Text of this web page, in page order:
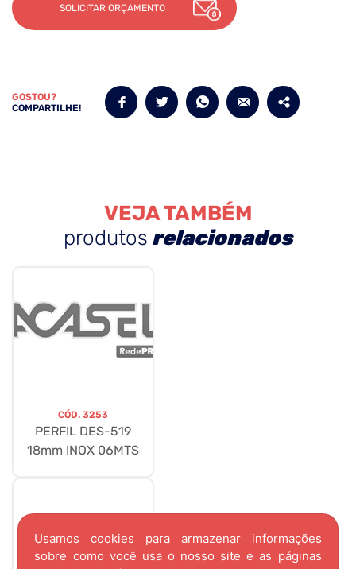
Usamos cookies para armazenar informações
sobre como você usa o nosso site e as páginas
SOLICITAR ORÇAMENTO
GOSTOU?
COMPARTILHE!
VEJA TAMBÉM
produtos relacionados
CÓD. 3253
PERFIL DES-519
18mm INOX 06MTS